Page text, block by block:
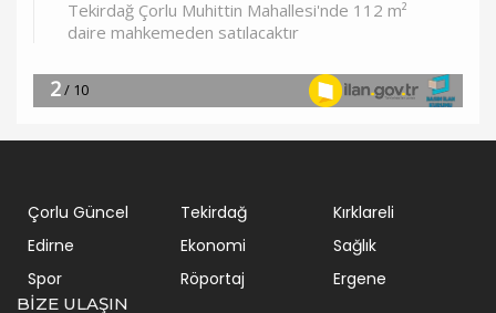
Çorlu Güncel Tekirdağ
Kırklareli
Edirne
Ekonomi
Sağlık
Spor
Röportaj Ergene
BIZE ULAŞIN